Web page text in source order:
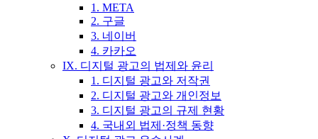
1. META
2. 구글
3. 네이버
4. 카카오
IX. 디지털 광고의 법제와 윤리
1. 디지털 광고와 저작권
2. 디지털 광고와 개인정보
3. 디지털 광고의 규제 현황
4. 국내외 법제·정책 동향